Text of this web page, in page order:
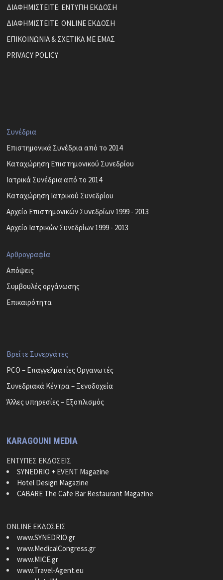
ΔΙΑΦΗΜΙΣΤΕΙΤΕ: ΕΝΤΥΠΗ ΕΚΔΟΣΗ
ΔΙΑΦΗΜΙΣΤΕΙΤΕ: ONLINE ΕΚΔΟΣΗ
ΕΠΙΚΟΙΝΩΝΙΑ & ΣΧΕΤΙΚΑ ΜΕ ΕΜΑΣ
PRIVACY POLICY
Συνέδρια
Επιστημονικά Συνέδρια από το 2014
Καταχώρηση Επιστημονικού Συνεδρίου
Ιατρικά Συνέδρια από το 2014
Καταχώρηση Ιατρικού Συνεδρίου
Αρχείο Επιστημονικών Συνεδρίων 1999 - 2013
Αρχείο Ιατρικών Συνεδρίων 1999 - 2013
Αρθρογραφία
Απόψεις
Συμβουλές οργάνωσης
Επικαιρότητα
Βρείτε Συνεργάτες
PCO – Επαγγελματίες Οργανωτές
Συνεδριακά Κέντρα – Ξενοδοχεία
Άλλες υπηρεσίες – Εξοπλισμός
KARAGOUNI MEDIA
ΕΝΤΥΠΕΣ ΕΚΔΟΣΕΙΣ
SYNEDRIO + EVENT Magazine
Hotel Design Magazine
CABARE The Cafe Bar Restaurant Magazine
ONLINE ΕΚΔΟΣΕΙΣ
www.SYNEDRIO.gr
www.MedicalCongress.gr
www.MICE.gr
www.Travel-Agent.eu